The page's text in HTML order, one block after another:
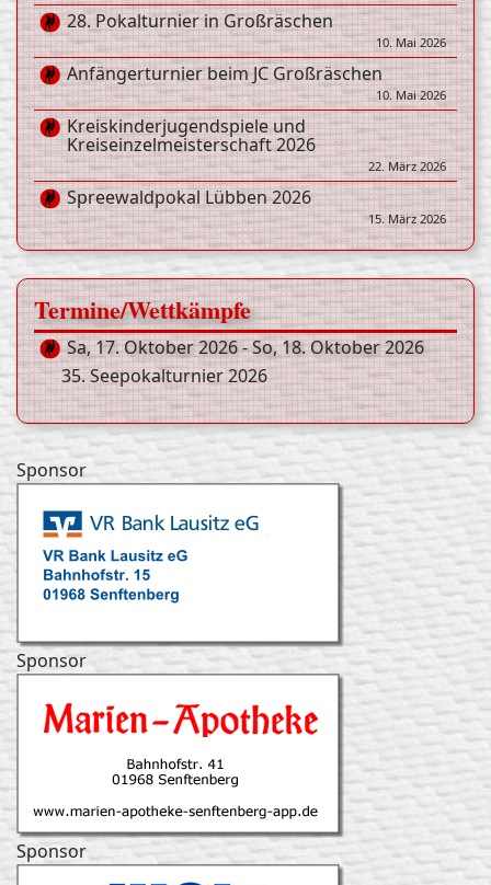
28. Pokalturnier in Großräschen
10. Mai 2026
Anfängerturnier beim JC Großräschen
10. Mai 2026
Kreiskinderjugendspiele und
Kreiseinzelmeisterschaft 2026
22. März 2026
Spreewaldpokal Lübben 2026
15. März 2026
Termine/Wettkämpfe
Sa, 17. Oktober 2026-So, 18. Oktober 2026
35. Seepokalturnier 2026
Sponsor
Sponsor
Sponsor